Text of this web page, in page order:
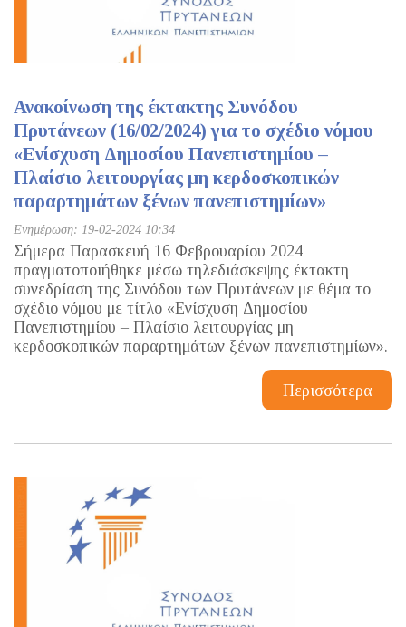
Ανακοίνωση της έκτακτης Συνόδου
Πρυτάνεων (16/02/2024) για το σχέδιο νόμου
«Ενίσχυση Δημοσίου Πανεπιστημίου –
Πλαίσιο λειτουργίας μη κερδοσκοπικών
παραρτημάτων ξένων πανεπιστημίων»
Ενημέρωση: 19-02-2024 10:34
Σήμερα Παρασκευή 16 Φεβρουαρίου 2024
πραγματοποιήθηκε μέσω τηλεδιάσκεψης έκτακτη
συνεδρίαση της Συνόδου των Πρυτάνεων με θέμα το
σχέδιο νόμου με τίτλο «Ενίσχυση Δημοσίου
Πανεπιστημίου – Πλαίσιο λειτουργίας μη
κερδοσκοπικών παραρτημάτων ξένων πανεπιστημίων».
Περισσότερα